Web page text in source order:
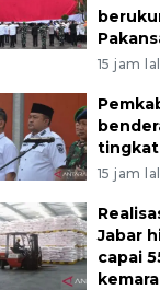
15 jam
tingkat
15 jam
Jabar
capai